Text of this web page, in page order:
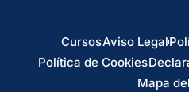
CursosAviso Legal
Política de Cookies
Mapa